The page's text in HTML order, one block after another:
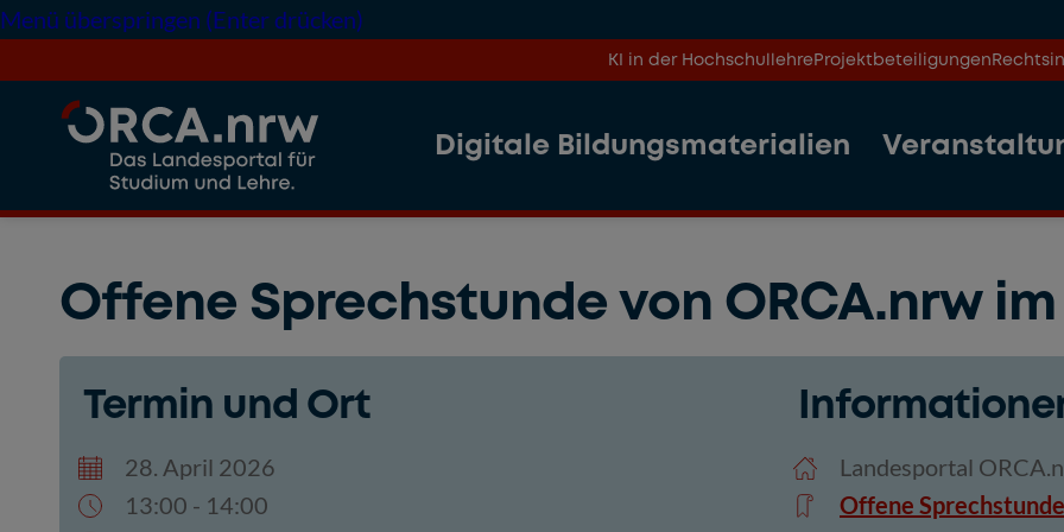
Menü überspringen (Enter drücken)
KI in der HochschullehreProjektbeteiligungen
Digitale Bildungsmaterialien
Offene Sprechstunde von ORCA.nrw
Termin und Ort
28. April 2026
13:00 - 14:00
ICS herunterladen Office
Landesportal
Offene Sprechstunde